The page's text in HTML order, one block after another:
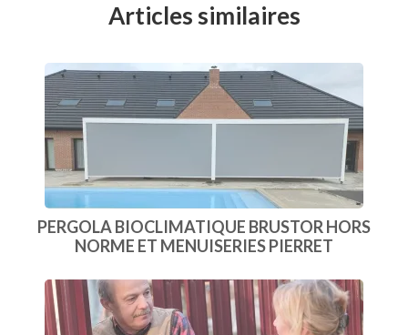
Articles similaires
PERGOLA BIOCLIMATIQUE BRUSTOR HORS
NORME ET MENUISERIES PIERRET